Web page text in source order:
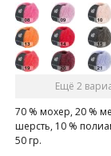
Ещё 2
70 % мохер, 20 %
шерсть, 10 %
50 гр.